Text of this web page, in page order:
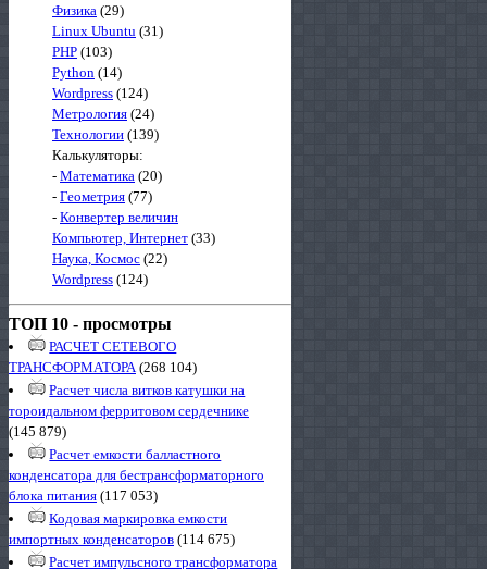
Физика (29)
Linux Ubuntu (31)
PHP (103)
Python (14)
Wordpress (124)
Метрология (24)
Технологии (139)
Калькуляторы:
- Математика (20)
- Геометрия (77)
- Конвертер величин
Компьютер, Интернет (33)
Наука, Космос (22)
Wordpress (124)
ТОП 10 - просмотры
РАСЧЕТ СЕТЕВОГО
ТРАНСФОРМАТОРА(268 104)
Расчет числа витков катушки на
тороидальном ферритовом сердечнике
(145 879)
Расчет емкости балластного
конденсатора для бестрансформаторного
блока питания (117 053)
Кодовая маркировка емкости
импортных конденсаторов (114 675)
Расчет импульсного трансформатора